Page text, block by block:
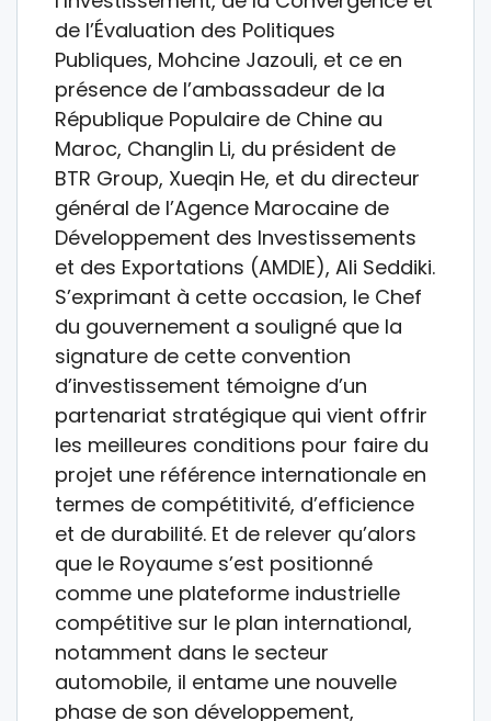
de l’Évaluation des Politiques
Publiques, Mohcine Jazouli, et ce en
présence de l’ambassadeur de la
République Populaire de Chine au
Maroc, Changlin Li, du président de
BTR Group, Xueqin He, et du directeur
général de l’Agence Marocaine de
Développement des Investissements
et des Exportations (AMDIE), Ali Seddiki.
S’exprimant à cette occasion, le Chef
du gouvernement a souligné que la
signature de cette convention
d’investissement témoigne d’un
partenariat stratégique qui vient offrir
les meilleures conditions pour faire du
projet une référence internationale en
termes de compétitivité, d’efficience
et de durabilité. Et de relever qu’alors
que le Royaume s’est positionné
comme une plateforme industrielle
compétitive sur le plan international,
notamment dans le secteur
automobile, il entame une nouvelle
phase de son développement,